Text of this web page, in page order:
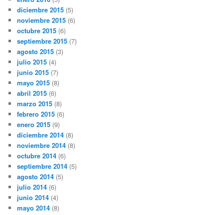
diciembre 2015 (5)
noviembre 2015 (6)
octubre 2015 (6)
septiembre 2015 (7)
agosto 2015 (3)
julio 2015 (4)
junio 2015 (7)
mayo 2015 (8)
abril 2015 (6)
marzo 2015 (8)
febrero 2015 (6)
enero 2015 (9)
diciembre 2014 (8)
noviembre 2014 (8)
octubre 2014 (6)
septiembre 2014 (5)
agosto 2014 (5)
julio 2014 (6)
junio 2014 (4)
mayo 2014 (8)